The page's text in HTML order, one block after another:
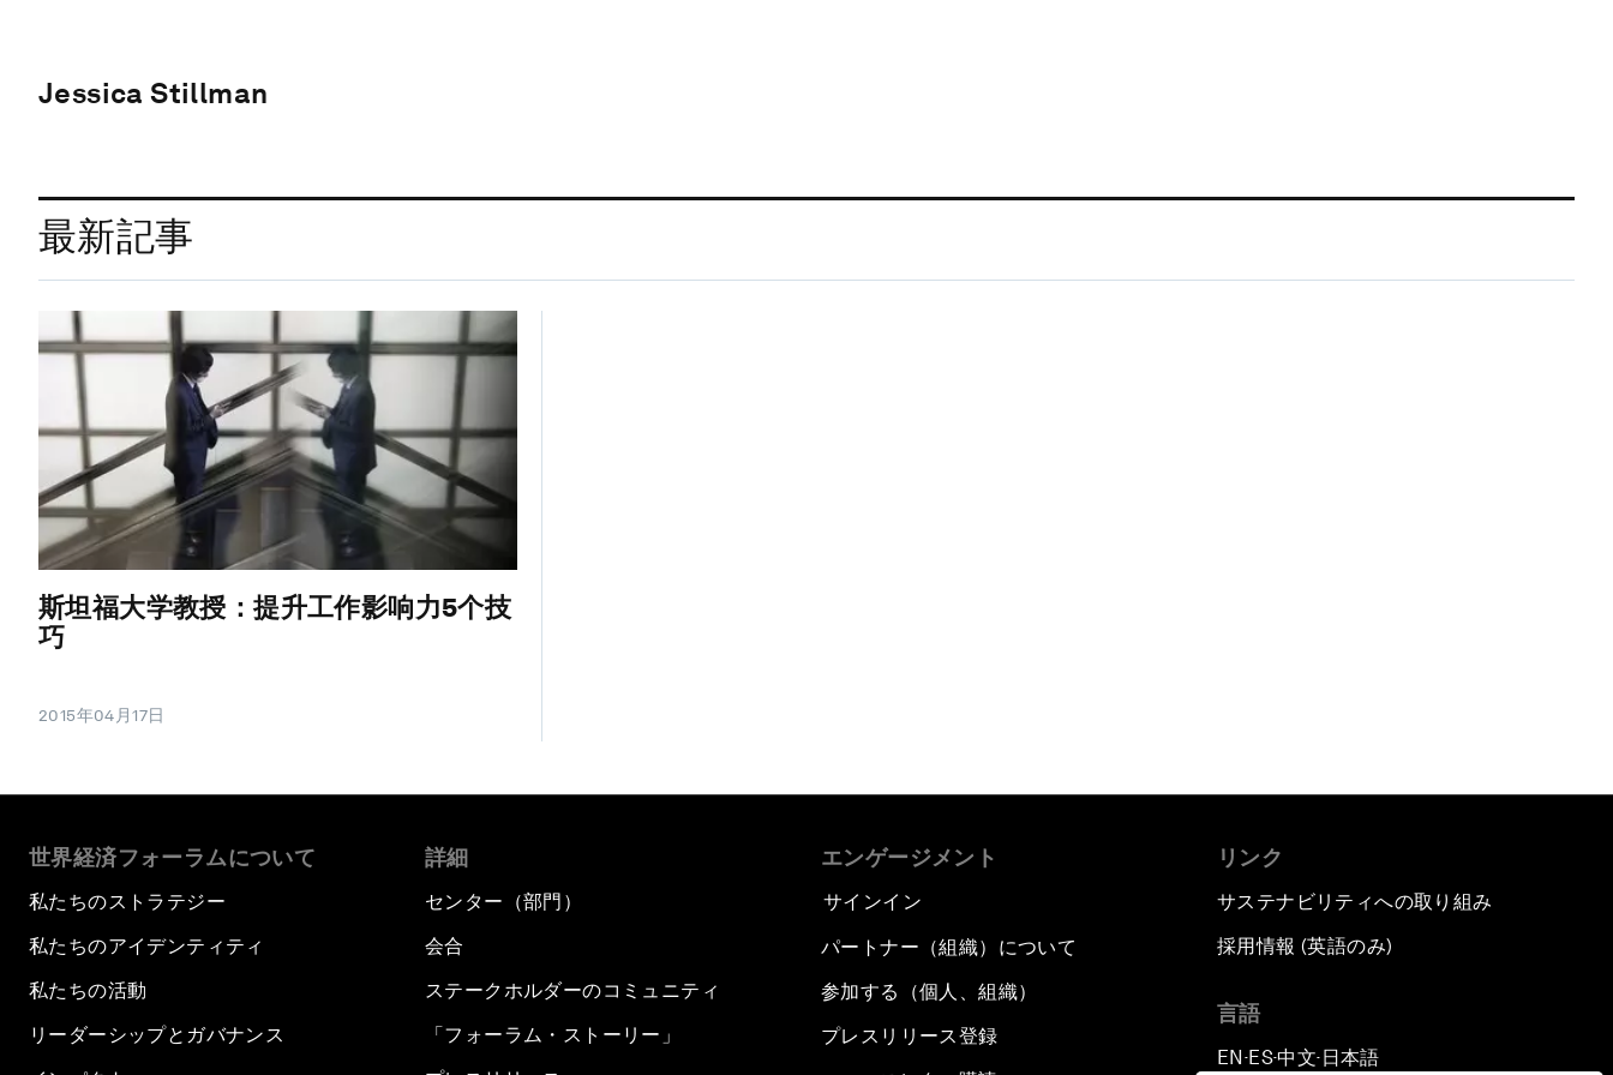
Jessica Stillman
最新記事
斯坦福大学教授：提升工作影响力5个技
巧
2015年04月17日
世界経済フォーラムについて
私たちのストラテジー
私たちのアイデンティティ
私たちの活動
リーダーシップとガバナンス
詳細
センター（部門）
会合
ステークホルダーのコミュニティ
「フォーラム・ストーリー」
エンゲージメント
サインイン
パートナー（組織）について
参加する（個人、組織）
プレスリリース登録
リンク
サステナビリティへの取り組み
採用情報 (英語のみ)
言語
EN ▪ES▪中文▪ 日本語